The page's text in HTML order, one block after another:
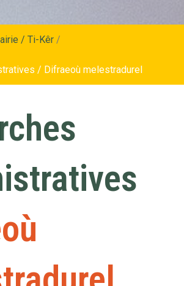
/ Ti-Kêr /
/ Difraeoù melestradurel